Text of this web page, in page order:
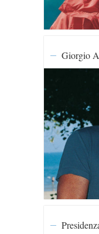
Giorgio